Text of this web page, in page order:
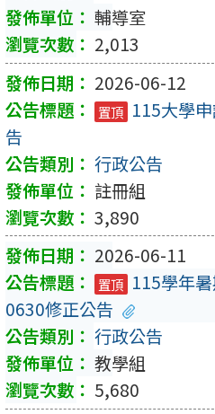
輔導室
2,013
2026-06-12
置頂 115大學
告
行政公告
註冊組
3,890
2026-06-11
置頂 115學年
0630修正公告
行政公告
教學組
5,680